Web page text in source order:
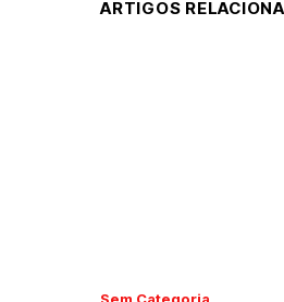
ARTIGOS
Sem Categoria